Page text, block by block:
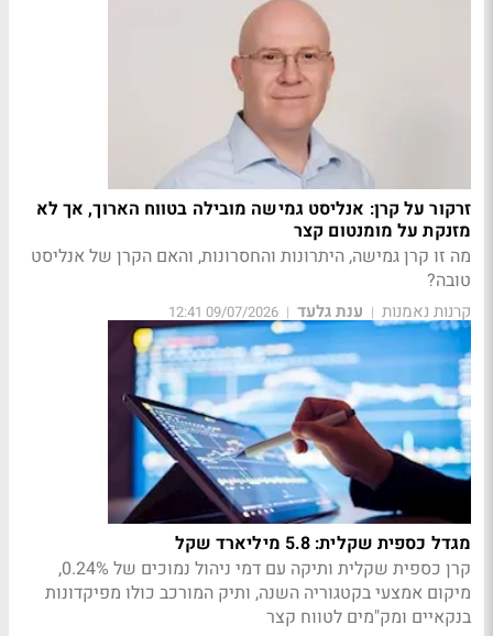
זרקור על קרן: אנליסט גמישה מובילה בטווח הארוך, אך לא
מזנקת על מומנטום קצר
מה זו קרן גמישה, היתרונות והחסרונות, והאם הקרן של אנליסט
טובה?
קרנות נאמנות | ענת גלעד |
09/07/2026 12:41
מגדל כספית שקלית: 5.8 מיליארד שקל
קרן כספית שקלית ותיקה עם דמי ניהול נמוכים של 0.24%,
מיקום אמצעי בקטגוריה השנה, ותיק המורכב כולו מפיקדונות
בנקאיים ומק"מים לטווח קצר